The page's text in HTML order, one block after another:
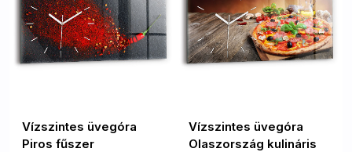
Vízszintes üvegóra
Piros fűszer
Vízszintes üvegóra
Olaszország kulináris